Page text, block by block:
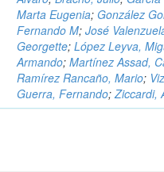
Marta Eugenia; González
Fernando M;José
Georgette;López Leyva,
Armando;Martínez Assad,
Ramírez Rancaño, Mario;
Guerra, Fernando;Ziccardi,